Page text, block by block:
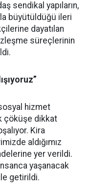
sendikal yapıların,
büyütüldüğü ileri
dayatılan
süreçlerinin
sosyal hizmet
çöküşe dikkat
Kira
aldığımız
yer verildi.
insanca yaşanacak
getirildi.